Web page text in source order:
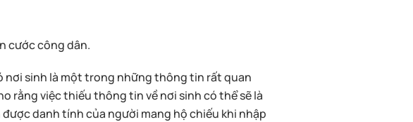
cước công dân.
nơi sinh là một trong những thông tin rất quan
rằng việc thiếu thông tin về nơi sinh có thể sẽ là
danh tính của người mang hộ chiếu khi nhập